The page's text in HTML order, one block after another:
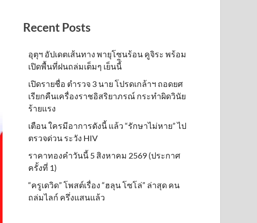
Recent Posts
อุตุฯ อัปเดตเส้นทาง พายุโซนร้อน คูจิระ พร้อม
เปิดพื้นที่ฝนถล่มเต็มๆ เย็นนี้ิ
เปิดรายชื่อ ตำรวจ 3 นาย โปรดเกล้าฯ ถอดยศ
เรียกคืนเครื่องราชอิสริยาภรณ์ กระทำผิดวินัย
ร้ายแรง
เตือน ใครมีอาการดังนี้ แล้ว “รักษาไม่หาย” ไป
ตรวจด่วน ระวัง HIV
ราคาทองคำวันนี้ 5 สิงหาคม 2569 (ประกาศ
ครั้งที่ 1)
“ครูเดวิด” โพสต์เรื่อง “ฮลุน โซโล่” ล่าสุด คน
ถล่มไลก์ ครึ่งแสนแล้ว